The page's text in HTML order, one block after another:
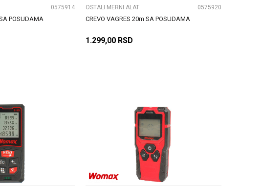
0575914
POSUDAMA
OSTALI MERNI ALAT 0575920
CREVO VAGRES 20m SA POSUDAMA
1.299,00 RSD
UPOREDI